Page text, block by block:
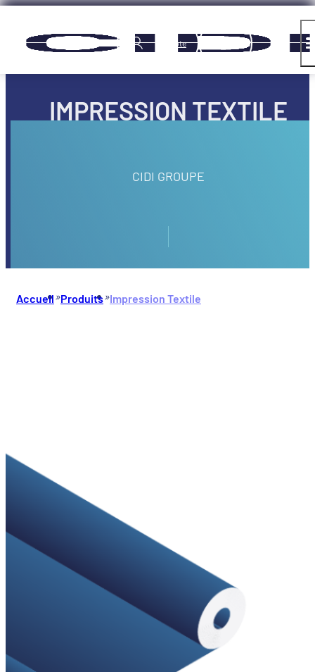
Panneau de gestion des cookies
Compte
IMPRESSION TEXTILE
CIDI GROUPE
Accueil»Produits»Impression Textile